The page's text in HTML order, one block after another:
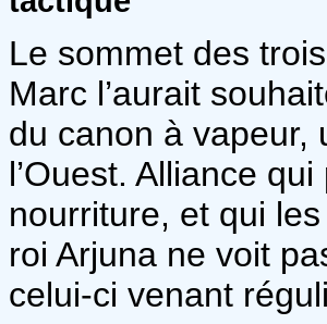
Le sommet des
Marc l’aurait
du canon à vapeur,
l’Ouest. Alliance
nourriture, et qui
roi Arjuna ne voit
celui-ci venant